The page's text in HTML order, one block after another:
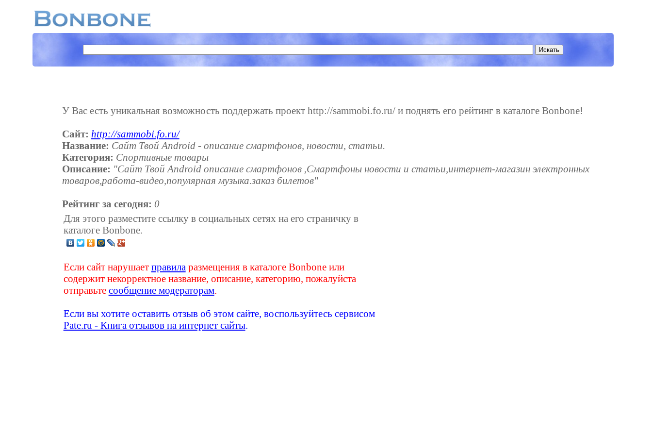
У Вас есть уникальная возможность поддержать проект http://sammobi.fo.ru/ и поднять его рейтинг в каталоге Bonbone!
Сайт: http://sammobi.fo.ru/
Название: Сайт Твой Android - описание смартфонов, новости, статьи.
Категория: Спортивные товары
Описание: "Сайт Твой Android описание смартфонов ,Смартфоны новости и статьи,интернет-магазин электронных
товаров,работа-видео,популярная музыка.заказ билетов"
Рейтинг за сегодня: 0
Для этого разместите ссылку в социальных сетях на его страничку в
каталоге Bonbone.
Если сайт нарушает правила размещения в каталоге Bonbone или
содержит некорректное название, описание, категорию, пожалуйста
отправьте сообщение модераторам.
Если вы хотите оставить отзыв об этом сайте, воспользуйтесь сервисом
Pate.ru - Книга отзывов на интернет сайты.